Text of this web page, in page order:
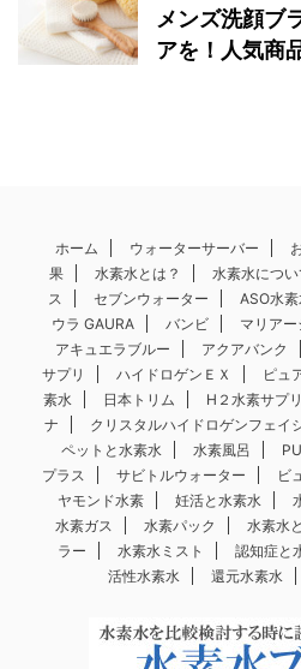
メンズ洗顔ブ
アを！人気商
ホーム ウォーターサーバー
果
水素水とは？ 水素水につい
ス
セブンウォーター ASO水素
ウラ GAURA
バンビ マリアー
アキュエラブルー
アクアバンク
サプリ
ハイドロゲンＥＸ ピュ
素水
日本トリム H２水素サプ
ナ
クリスタルハイドロゲンフェイ
ペットと水素水
水素風呂
プラス
サビトルウォーター ビ
ヤモンド水素
妊活と水素水
水素ガス
水素パック 水素水
ラー
水素水ミスト 認知症と
活性水素水
還元水素水